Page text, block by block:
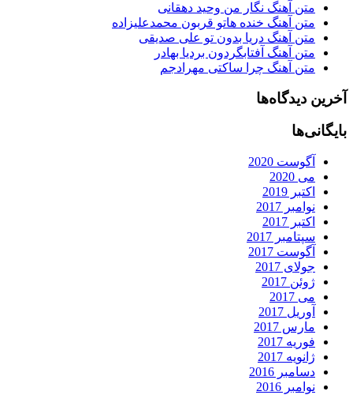
متن آهنگ نگار من وحید دهقانی
متن آهنگ خنده هاتو قربون محمدعلیزاده
متن آهنگ دریا بدون تو علی صدیقی
متن آهنگ آفتابگردون بردیا بهادر
متن آهنگ چرا ساکتی مهرادجم
آخرین دیدگاه‌ها
بایگانی‌ها
آگوست 2020
می 2020
اکتبر 2019
نوامبر 2017
اکتبر 2017
سپتامبر 2017
آگوست 2017
جولای 2017
ژوئن 2017
می 2017
آوریل 2017
مارس 2017
فوریه 2017
ژانویه 2017
دسامبر 2016
نوامبر 2016